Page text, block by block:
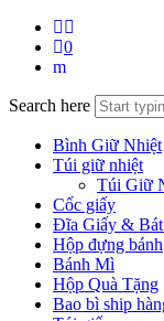
0
Search here
Bình Giữ Nhiệt
Túi giữ nhiệt
Túi Giữ
Cốc giấy
Đĩa Giấy &
Hộp đựng bánh
Bánh Mì
Hộp Quà Tặng
Bao bì ship